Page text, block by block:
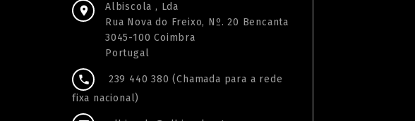

Albiscola , Lda
Rua Nova do Freixo, Nº. 20 Bencanta
3045-100 Coimbra
Portugal

239 440 380 (Chamada para a rede
fixa nacional)